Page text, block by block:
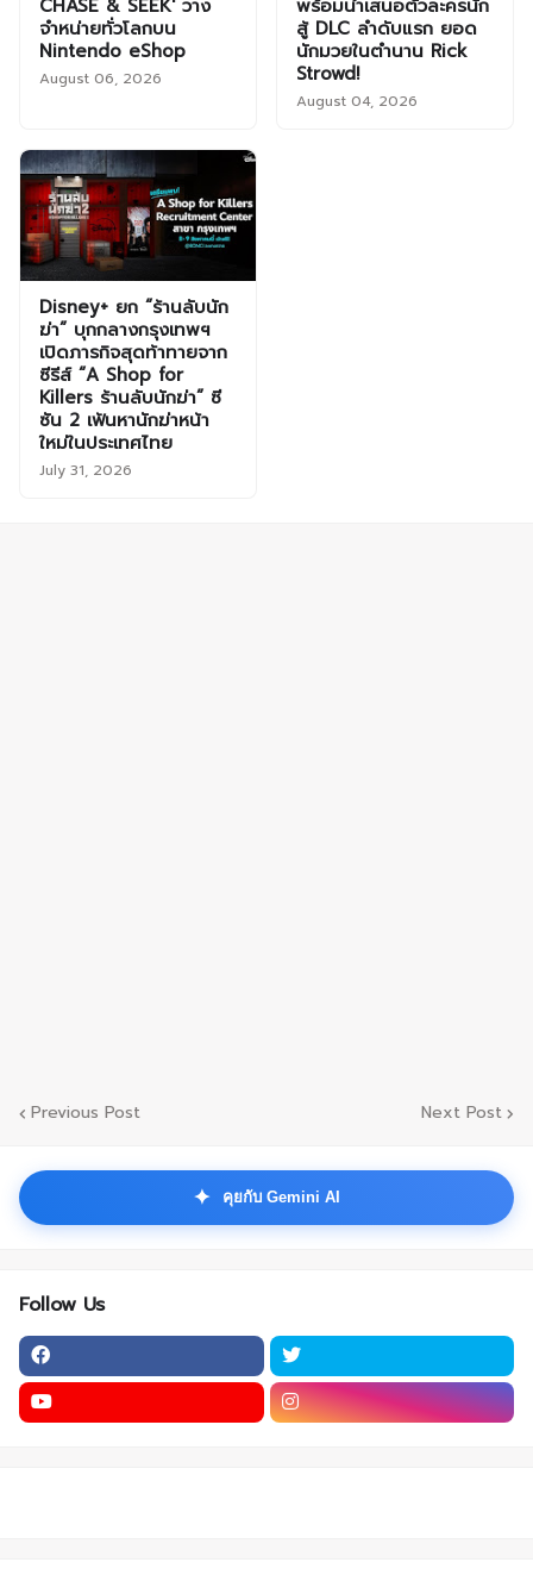
CHASE & SEEK' วาง
จำหน่ายทั่วโลกบน
Nintendo eShop
August 06, 2026
พร้อมนำเสนอตัวละครนัก
สู้ DLC ลำดับแรก ยอด
นักมวยในตำนาน Rick
Strowd!
August 04, 2026
Disney+ ยก “ร้านลับนัก
ฆ่า” บุกกลางกรุงเทพฯ
เปิดภารกิจสุดท้าทายจาก
ซีรีส์ “A Shop for
Killers ร้านลับนักฆ่า” ซี
ซัน 2 เฟ้นหานักฆ่าหน้า
ใหม่ในประเทศไทย
July 31, 2026
Previous Post Next Post
✦ คุยกับ Gemini AI
Follow Us